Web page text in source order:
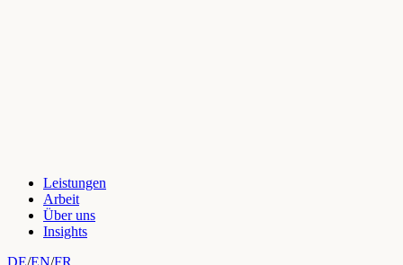
Leistungen
Arbeit
Über uns
Insights
DE/EN/FR